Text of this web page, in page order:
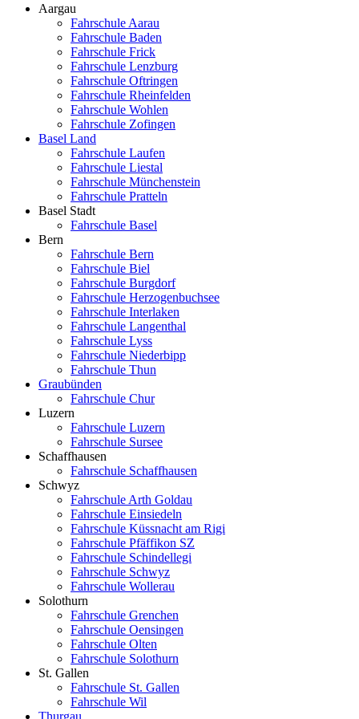
Aargau
Fahrschule Aarau
Fahrschule Baden
Fahrschule Frick
Fahrschule Lenzburg
Fahrschule Oftringen
Fahrschule Rheinfelden
Fahrschule Wohlen
Fahrschule Zofingen
Basel Land
Fahrschule Laufen
Fahrschule Liestal
Fahrschule Münchenstein
Fahrschule Pratteln
Basel Stadt
Fahrschule Basel
Bern
Fahrschule Bern
Fahrschule Biel
Fahrschule Burgdorf
Fahrschule Herzogenbuchsee
Fahrschule Interlaken
Fahrschule Langenthal
Fahrschule Lyss
Fahrschule Niederbipp
Fahrschule Thun
Graubünden
Fahrschule Chur
Luzern
Fahrschule Luzern
Fahrschule Sursee
Schaffhausen
Fahrschule Schaffhausen
Schwyz
Fahrschule Arth Goldau
Fahrschule Einsiedeln
Fahrschule Küssnacht am Rigi
Fahrschule Pfäffikon SZ
Fahrschule Schindellegi
Fahrschule Schwyz
Fahrschule Wollerau
Solothurn
Fahrschule Grenchen
Fahrschule Oensingen
Fahrschule Olten
Fahrschule Solothurn
St. Gallen
Fahrschule St. Gallen
Fahrschule Wil
Thurgau